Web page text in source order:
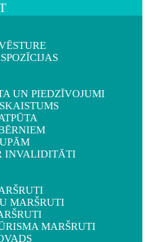
UN PIEDZĪVOJUMI
INVALIDITĀTI
MARŠRUTI
MARŠRUTI